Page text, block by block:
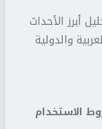
أبرز الأحداث
والدولية
الاستخدام